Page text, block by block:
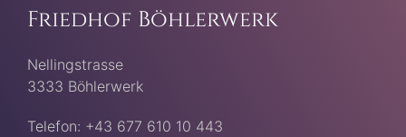
Friedhof Böhlerwerk
Nellingstrasse
3333 Böhlerwerk
Telefon: +43 677 610 10 443